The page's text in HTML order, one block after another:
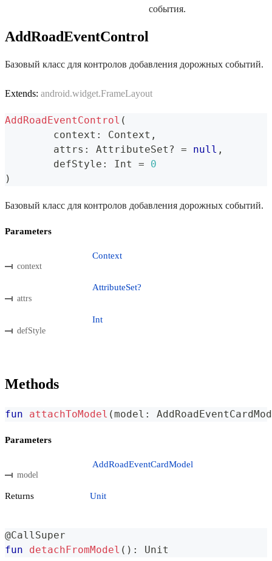
события.
AddRoadEventControl
Базовый класс для контролов добавления дорожных событий.
Extends: android.widget.FrameLayout
AddRoadEventControl (
	context
: Context ,
	attrs
: AttributeSet ? = null ,
	defStyle
: Int =
0
)
Базовый класс для контролов добавления дорожных событий.
Parameters
context
Context
attrs
AttributeSet?
defStyle
Int
Methods
fun attachToModel (model :
Parameters
model
AddRoadEventCardModel
Returns Unit
@CallSuper
fun
detachFromModel ( ) : Unit